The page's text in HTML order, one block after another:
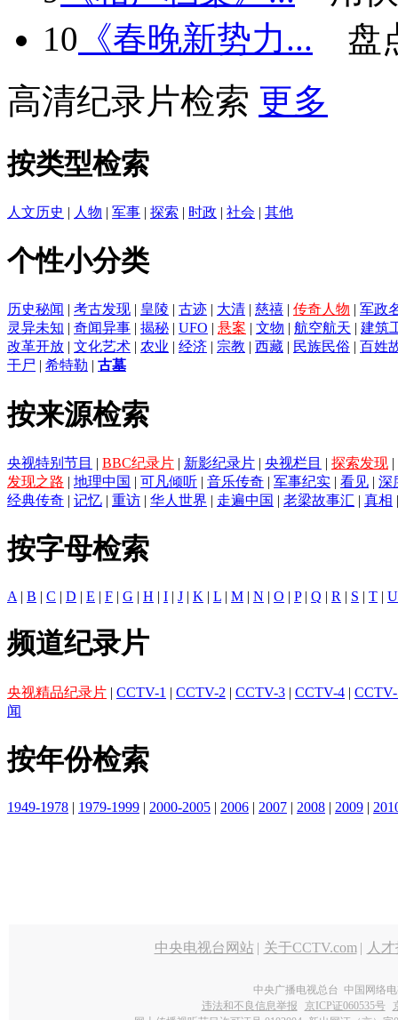
10 《春晚新势力...
盘
高清纪录片检索 更多
按类型检索
人文历史 | 人物 | 军事 | 探索 | 时政 | 社会 | 其他
个性小分类
历史秘闻 考古发现 皇陵 古迹 大清 慈禧 传奇人物
军政
灵异未知
奇闻异事 揭秘 UFO 悬案 文物 航空航天
建筑
改革开放
文化艺术 农业 经济 宗教 西藏 民族民俗
百姓
干尸
希特勒 古墓
按来源检索
央视特别节目 | BBC纪录片 | 新影纪录片 | 央视栏目 | 探索发现 |
发现之路 | 地理中国 | 可凡倾听 | 音乐传奇 | 军事纪实 | 看见 | 深
经典传奇 | 记忆 | 重访 | 华人世界 | 走遍中国 | 老梁故事汇 | 真相
按字母检索
A | B | C | D | E | F | G | H | I | J | K | L | M | N | O | P| Q | R | S | T | U
频道纪录片
央视精品纪录片 | CCTV-1 | CCTV-2 | CCTV-3 | CCTV-4 |
闻
按年份检索
1949-1978 | 1979-1999 | 2000-2005 | 2006 | 2007 | 2008 | 2009 |
中央电视台网站 | 关于CCTV.com | 人
中央广播电视总台 中国网络
违法和不良信息举报
京ICP证060535号